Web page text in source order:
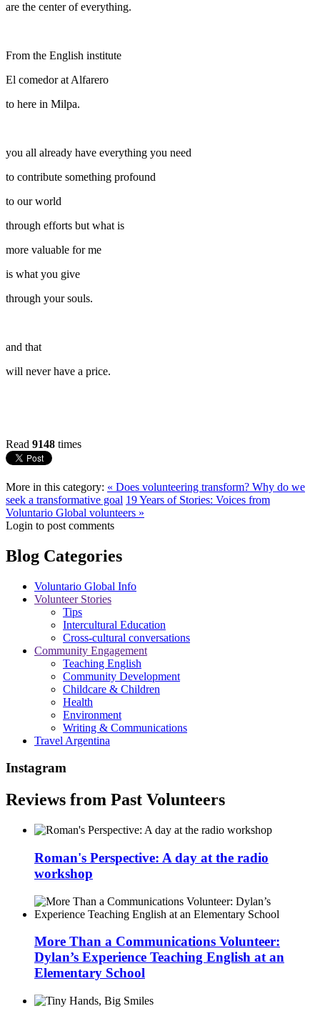
are the center of everything.
From the English institute
El comedor at Alfarero
to here in Milpa.
you all already have everything you need
to contribute something profound
to our world
through efforts but what is
more valuable for me
is what you give
through your souls.
and that
will never have a price.
Read 9148 times
More in this category: « Does volunteering transform? Why do we
seek a transformative goal 19 Years of Stories: Voices from
Voluntario Global volunteers »
Login to post comments
Blog Categories
Voluntario Global Info
Volunteer Stories
Tips
Intercultural Education
Cross-cultural conversations
Community Engagement
Teaching English
Community Development
Childcare & Children
Health
Environment
Writing & Communications
Travel Argentina
Instagram
Reviews from Past Volunteers
Roman's Perspective: A day at the radio
workshop
More Than a Communications Volunteer:
Dylan’s Experience Teaching English at an
Elementary School